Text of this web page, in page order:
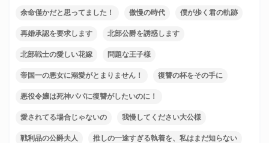
余命僅かだと思ってました！ 傲慢の時代 僕が歩く君の軌跡
再婚承認を要求します 北部公爵を誘惑します
北部戦士の愛しい花嫁 問題な王子様
帝国一の悪女に溺愛がとまりません！ 復讐の杯をその手に
悪役令嬢は死神パパに復讐がしたいのに！
愛されてる場合じゃないの 我慢してください大公様
戦利品の公爵夫人 推しの一途すぎる執着を、私はまだ知らない